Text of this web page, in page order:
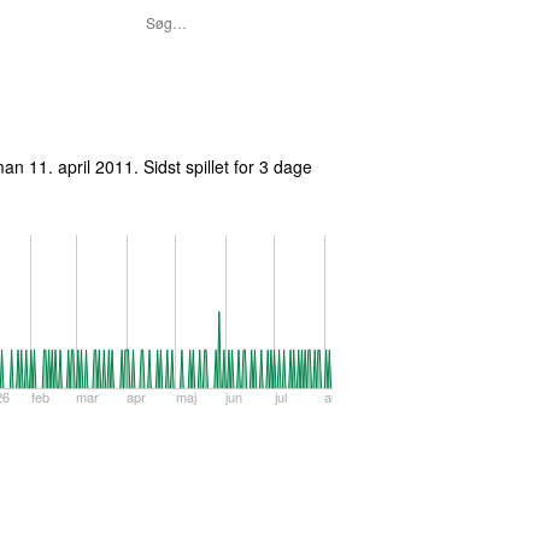
11. april 2011 . Sidst spillet for 3 dage
feb mar apr maj jun jul aug